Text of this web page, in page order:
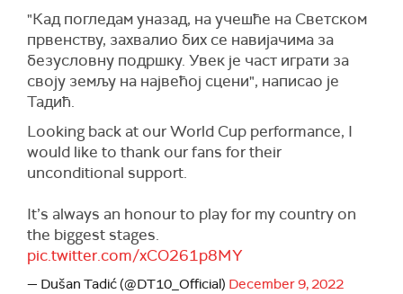
"Кад погледам уназад, на учешће на Светском
првенству, захвалио бих се навијачима за
безусловну подршку. Увек је част играти за
своју земљу на највећој сцени", написао је
Тадић.
Looking back at our World Cup performance, I
would like to thank our fans for their
unconditional support.
It’s always an honour to play for my country on
the biggest stages.
pic.twitter.com/xCO261p8MY
— Dušan Tadić (@DT10_Official) December 9, 2022